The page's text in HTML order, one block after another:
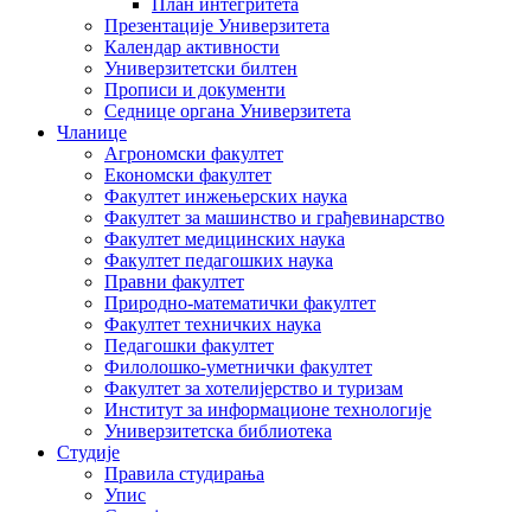
План интегритета
Презентације Универзитета
Календар активности
Универзитетски билтен
Прописи и документи
Седнице органа Универзитета
Чланице
Агрономски факултет
Економски факултет
Факултет инжењерских наука
Факултет за машинство и грађевинарство
Факултет медицинских наука
Факултет педагошких наука
Правни факултет
Природно-математички факултет
Факултет техничких наука
Педагошки факултет
Филолошко-уметнички факултет
Факултет за хотелијерство и туризам
Институт за информационе технологије
Универзитетска библиотека
Студије
Правила студирања
Упис